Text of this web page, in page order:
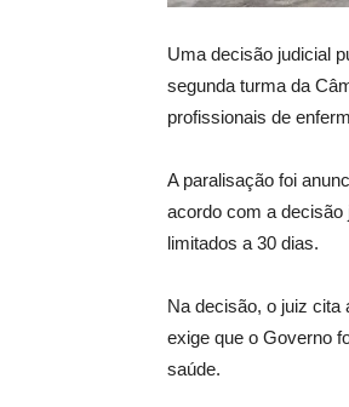
Uma decisão judicial
segunda turma da
profissionais de
A paralisação foi
acordo com a decisão
limitados a 30 dias.
Na decisão, o juiz cita
exige que o Governo
saúde.